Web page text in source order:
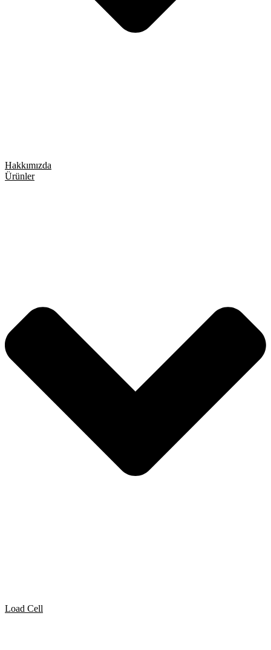
Hakkımızda
Ürünler
Load Cell